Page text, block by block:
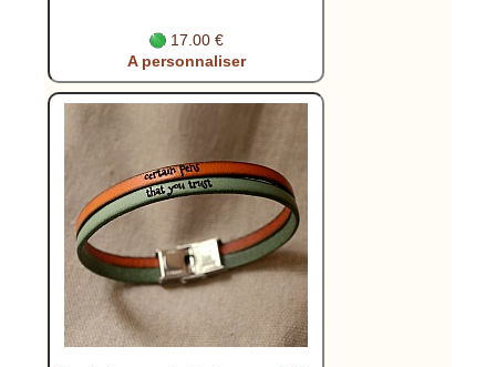
17.00 €
A personnaliser